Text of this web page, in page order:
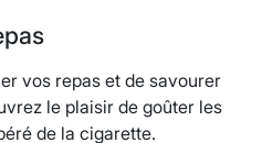
vos repas et de savourer
le plaisir de goûter les
de la cigarette.